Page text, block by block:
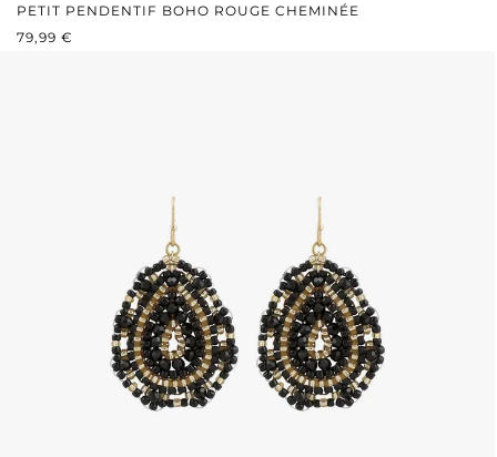
PETIT PENDENTIF BOHO ROUGE CHEMINÉE
PRIX RÉGULIER :
79,99 €